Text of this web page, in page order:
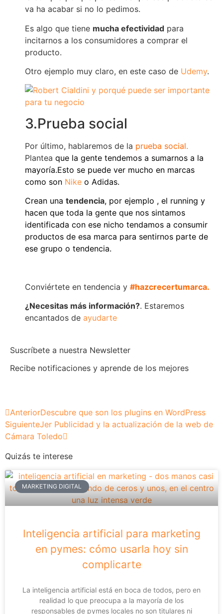
va ha acabar si no lo pedimos.
Es algo que tiene mucha efectividad para
incitarnos a los consumidores a comprar el
producto.
Otro ejemplo muy claro, en este caso de Udemy.
3.Prueba social
Por último, hablaremos de la prueba social.
Plantea que la gente tendemos a sumarnos a la
mayoría.Esto se puede ver mucho en marcas
como son Nike o Adidas.
Crean una tendencia, por ejemplo , el running y
hacen que toda la gente que nos sintamos
identificada con ese nicho tendamos a consumir
productos de esa marca para sentirnos parte de
ese grupo o tendencia.
Conviértete en tendencia y #hazcrecertumarca.
¿Necesitas más información?. Estaremos
encantados de ayudarte
Suscríbete a nuestra Newsletter
Recibe notificaciones y aprende de los mejores
AnteriorDescubre que son los plugins en WordPress
SiguienteJer Publicidad y la actualización de la web de
Cámara Toledo
Quizás te interese
MARKETING DIGITAL
Inteligencia artificial para marketing
en pymes: cómo usarla hoy sin
complicarte
La inteligencia artificial está en boca de todos, pero en
realidad lo que preocupa a la mayoría de los
responsables de pymes locales no son titulares ni